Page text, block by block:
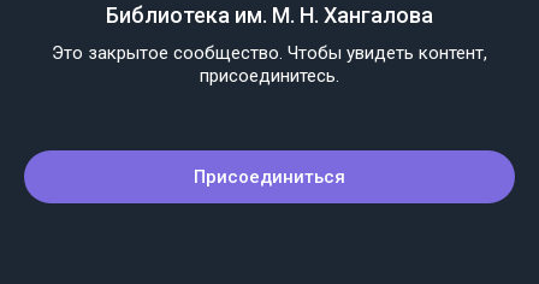
Библиотека им. М. Н. Хангалова
Это закрытое сообщество. Чтобы увидеть контент,
присоединитесь.
Присоединиться